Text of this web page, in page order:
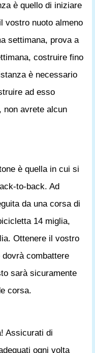
è quello di iniziare
vostro nuoto almeno
settimana, prova a
costruire fino
è necessario
ad esso
non avrete alcun
è quella in cui si
to-back. Ad
da una corsa di
14 miglia,
Ottenere il vostro
combattere
sarà sicuramente
corsa.
Assicurati di
ogni volta